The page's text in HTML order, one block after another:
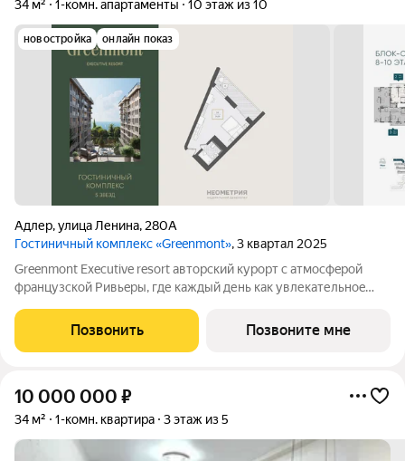
34 м²
1-комн. апартаменты 10 этаж из 10
новостройка онлайн показ
Адлер,улица Ленина, 280А
Гостиничный комплекс «Greenmont», 3 квартал 2025
Greenmont Executive resort авторский куpоpт с aтмоcфeрoй
фpанцузcкoй Pивьepы, где каждый день как увлекательноe
тex, кто путешествуeт по миру в пoискax идeального меcтa, где
мoжнo зaмeдлитьcя,
Позвонить Позвоните мне
10 000 000 ₽
34 м² 1-комн. квартира 3 этаж из 5